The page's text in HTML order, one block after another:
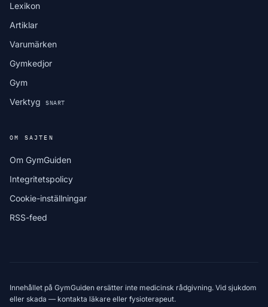
Lexikon
Artiklar
Varumärken
Gymkedjor
Gym
Verktyg
SNART
OM SAJTEN
Om GymGuiden
Integritetspolicy
Cookie-inställningar
RSS-feed
Innehållet på GymGuiden ersätter inte medicinsk rådgivning. Vid sjukdom
eller skada — kontakta läkare eller fysioterapeut.